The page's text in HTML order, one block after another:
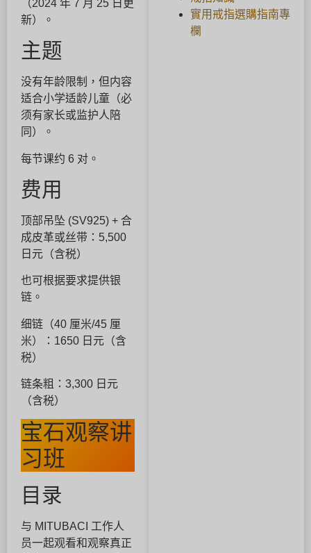
（2024 年 7 月 25 日更
新）。
主题
没有年龄限制，但内容
适合小学适龄儿童（必
须有家长或监护人陪
同）。
每节课约 6 对。
费用
顶部吊坠 (SV925) + 合
成皮革或丝带：5,500
日元（含税）
也可根据要求提供银
链。
细链（40 厘米/45 厘
米）：1650 日元（含
税）
链条粗：3,300 日元
（含税）
宝石观察讲
习班
目录
与 MITUBACI 工作人
员一起观看和观察真正
實用戒指選購指南專
欄